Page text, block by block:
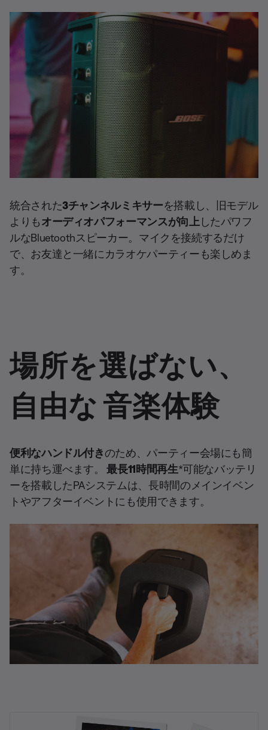
.
8
8
%
t
i
o
n
s
e
s
a
c
k
統合された3チャンネルミキサーを搭載し、旧モデル
よりもオーディオパフォーマンスが向上 したパワフ
ルなBluetoothスピーカー。マイクを接続するだけ
で、お友達と一緒にカラオケパーティーも楽しめま
す。
場所を選ばない、
自由な 音楽体験
便利なハンドル付きのため、パーティー会場にも簡
単に持ち運べます。
最長11時間再生*可能なバッテリ
ーを搭載したPAシステムは、長時間のメインイベン
トやアフターイベントにも使用できます。